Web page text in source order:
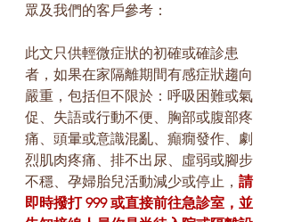
眾及我們的客戶參考：
此文只供輕微症狀的初確或確診患
者，如果在家隔離期間有感症狀趨向
嚴重，包括但不限於：呼吸困難或氣
促、失語或行動不便、胸部或腹部疼
痛、頭暈或意識混亂、癲癇發作、劇
烈肌肉疼痛、排不出尿、虛弱或腳步
不穩、孕婦胎兒活動減少或停止， 請
即時撥打 999 或直接前往急診室，並